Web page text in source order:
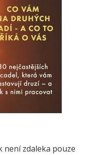
není zdaleka pouze